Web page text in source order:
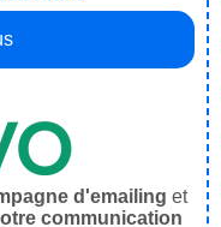
d'emailing et
communication